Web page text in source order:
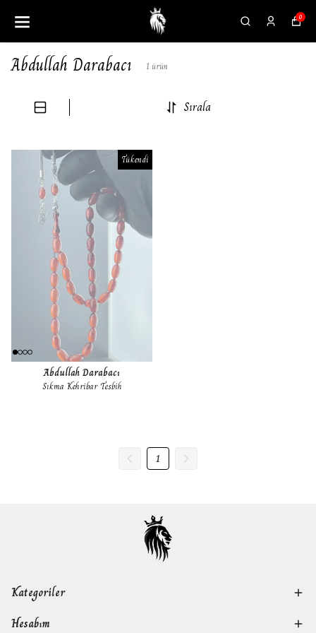
0
Abdullah Darabacı 1 ürün
Sırala
Tükendi
Abdullah Darabacı
Sıkma Kehribar Tesbih
1
Kategoriler
Hesabım